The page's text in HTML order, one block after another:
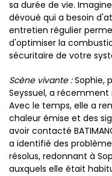
sa durée de vie.
dévoué qui a besoin
entretien régulier
d'optimiser la
sécuritaire de votre
Scène vivante :Sophie,
Seyssuel, a
Avec le temps, elle a
chaleur émise et des
avoir contacté
a identifié des
résolus, redonnant à
auxquels elle était